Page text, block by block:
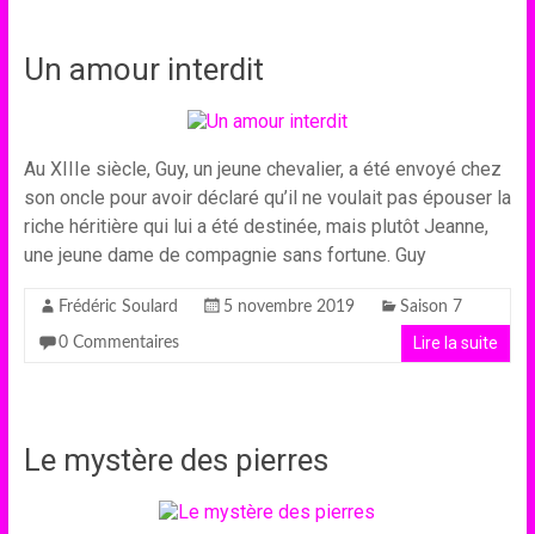
Un amour interdit
Au XIIIe siècle, Guy, un jeune chevalier, a été envoyé chez
son oncle pour avoir déclaré qu’il ne voulait pas épouser la
riche héritière qui lui a été destinée, mais plutôt Jeanne,
une jeune dame de compagnie sans fortune. Guy
Frédéric Soulard 5 novembre 2019 Saison 7
0 Commentaires Lire la suite
Le mystère des pierres